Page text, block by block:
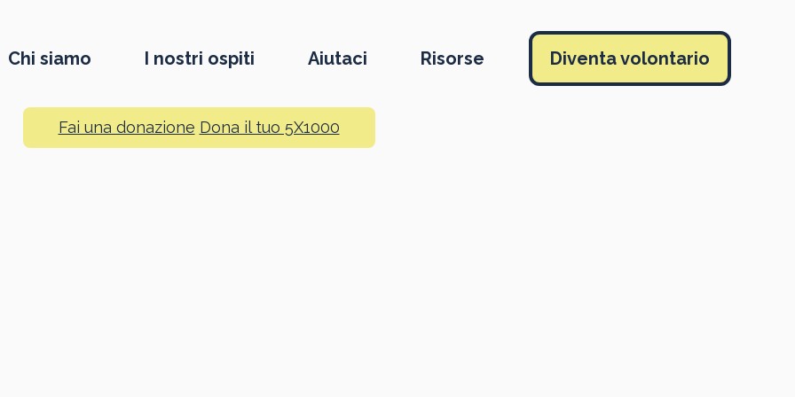
Chi siamo I nostri ospiti Aiutaci Risorse Diventa volontario
Fai una donazione Dona il tuo 5X1000